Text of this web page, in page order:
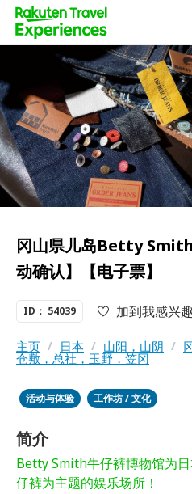
冈山県儿岛Betty
动确认】【电子票】
ID： 54039 加到我感兴趣
主页 / 日本 / 山阳，山阴 /
仓敷，总社，玉野，笠冈
活动与体验 工作坊 / 文化
简介
Betty Smith牛仔裤博物馆为
仔裤为主题的娱乐场所！